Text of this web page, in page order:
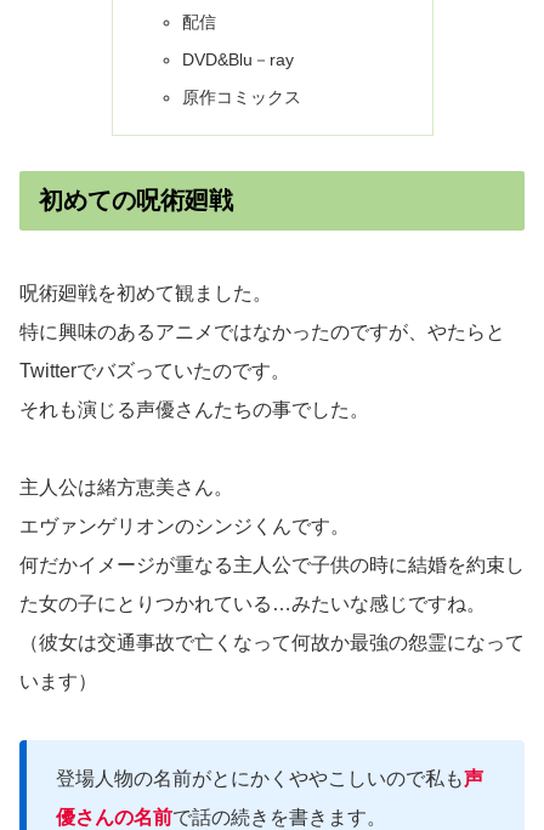
配信
DVD&Blu－ray
原作コミックス
初めての呪術廻戦
呪術廻戦を初めて観ました。
特に興味のあるアニメではなかったのですが、やたらと
Twitterでバズっていたのです。
それも演じる声優さんたちの事でした。
主人公は緒方恵美さん。
エヴァンゲリオンのシンジくんです。
何だかイメージが重なる主人公で子供の時に結婚を約束し
た女の子にとりつかれている…みたいな感じですね。
（彼女は交通事故で亡くなって何故か最強の怨霊になって
います）
登場人物の名前がとにかくややこしいので私も声
優さんの名前で話の続きを書きます。